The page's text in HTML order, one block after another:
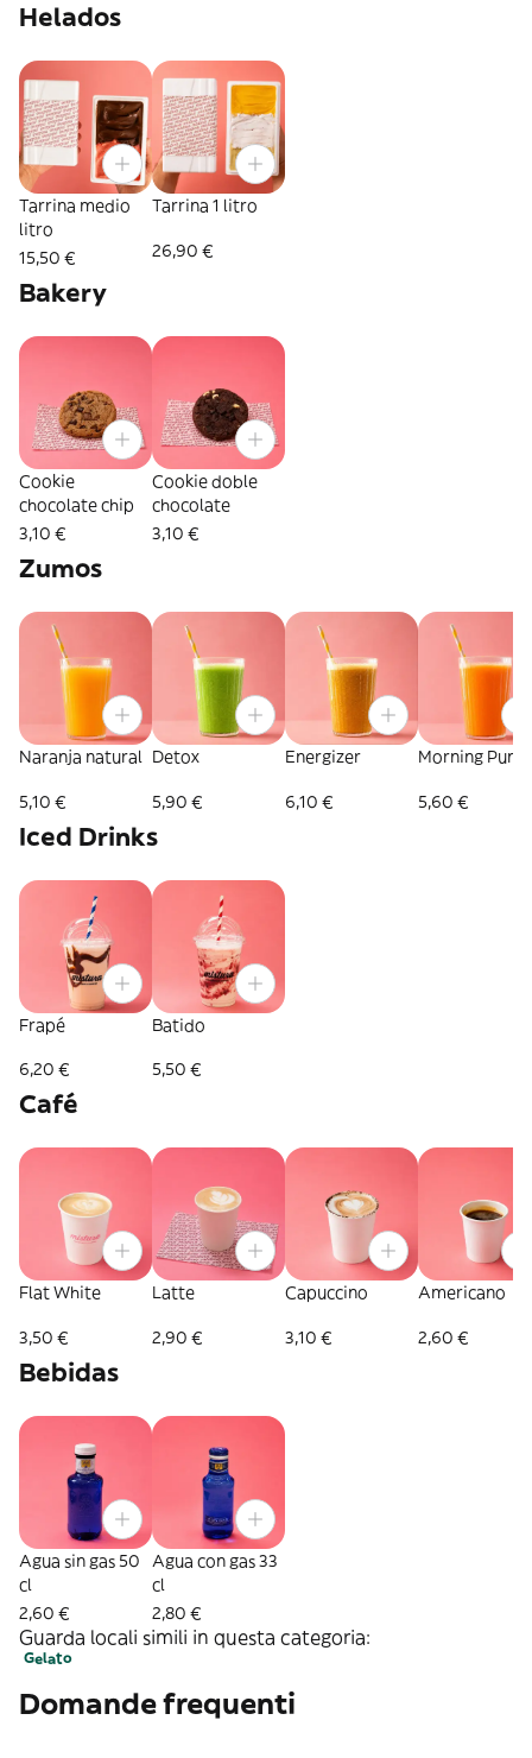
Helados
Tarrina medio
litro
15,50 €
Tarrina 1 litro
26,90 €
Bakery
Cookie
chocolate chip
3,10 €
Cookie doble
chocolate
3,10 €
Zumos
Naranja natural
5,10 €
Detox
5,90 €
Energizer
6,10 €
Morning
5,60 €
Iced Drinks
Frapé
6,20 €
Batido
5,50 €
Café
Flat White
3,50 €
Latte
2,90 €
Capuccino
3,10 €
Americano
2,60 €
Bebidas
Agua sin gas 50
cl
2,60 €
Agua con gas 33
cl
2,80 €
Guarda locali simili in questa categoria:
Gelato
Domande frequenti